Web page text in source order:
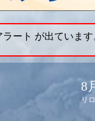
ート が出ています
8
リ